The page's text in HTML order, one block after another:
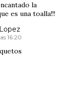
la
es una toalla!!!
16:20